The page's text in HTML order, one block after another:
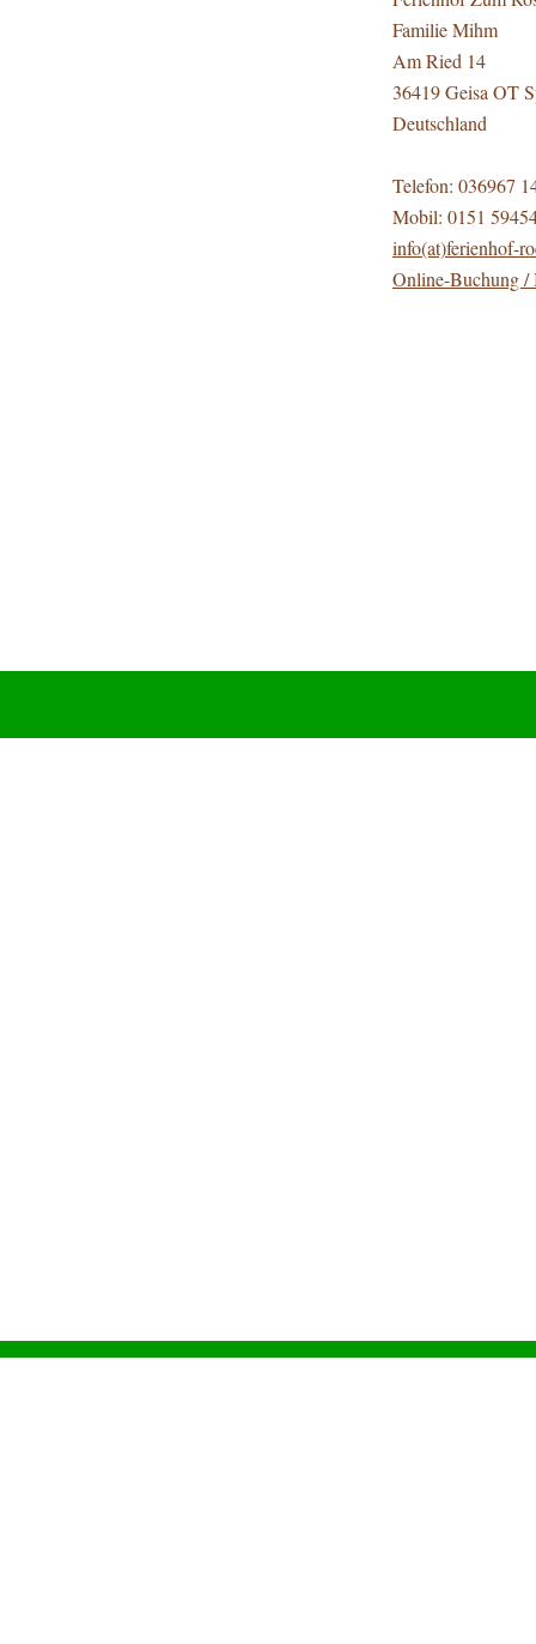
Familie Mihm
Am Ried 14
36419 Geisa OT
Deutschland
Telefon: 036967
Mobil: 0151
info(at)ferienhof-
Online-Buchung /